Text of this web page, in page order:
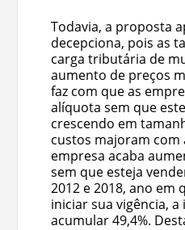
Todavia, a proposta
decepciona, pois as
carga tributária de
aumento de preços
faz com que as
alíquota sem que
crescendo em
custos majoram com
empresa acaba
sem que esteja
2012 e 2018, ano em
iniciar sua vigência, a
acumular 49,4%.